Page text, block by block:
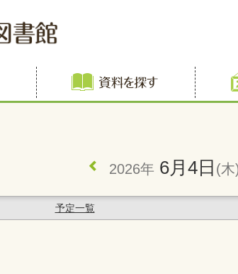
利用案内 資料を探す
2026年 6月4日 (木
予定一覧